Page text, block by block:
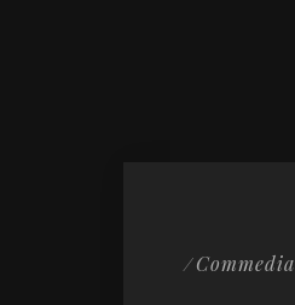
/ Commedia